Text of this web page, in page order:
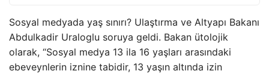
Sosyal medyada yaş sınırı? Ulaştırma ve Altyapı Bakanı
Abdulkadir Uraloglu soruya geldi. Bakan ütolojik
olarak, “Sosyal medya 13 ila 16 yaşları arasındaki
ebeveynlerin iznine tabidir, 13 yaşın altında izin